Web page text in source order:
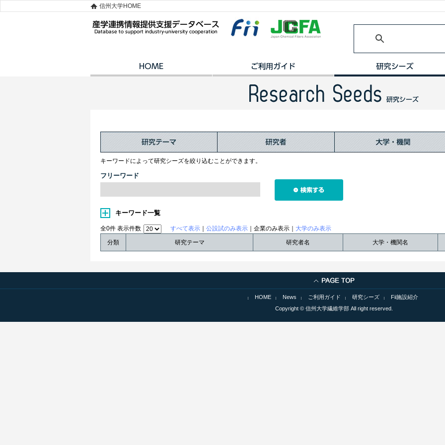
信州大学HOME
キーワードによって研究シーズを絞り込むことができます。
フリーワード
キーワード一覧
全0件 表示件数 すべて表示 公設試のみ表示 ｜企業のみ表示｜ 大学のみ表示
分類
研究テーマ 研究者名 大学・機関名
HOME News ご利用ガイド 研究シーズ
Fii施設紹介
Copyright © 信州大学繊維学部 All right reserved.